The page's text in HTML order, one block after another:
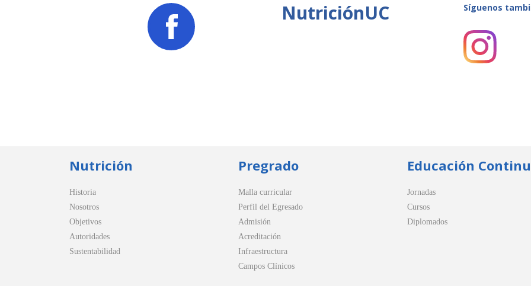
NutriciónUC Síguenos
Nutrición
Historia
Nosotros
Objetivos
Autoridades
Sustentabilidad
Pregrado
Malla curricular
Perfil del Egresado
Admisión
Acreditación
Infraestructura
Campos Clínicos
Educación
Jornadas
Cursos
Diplomados